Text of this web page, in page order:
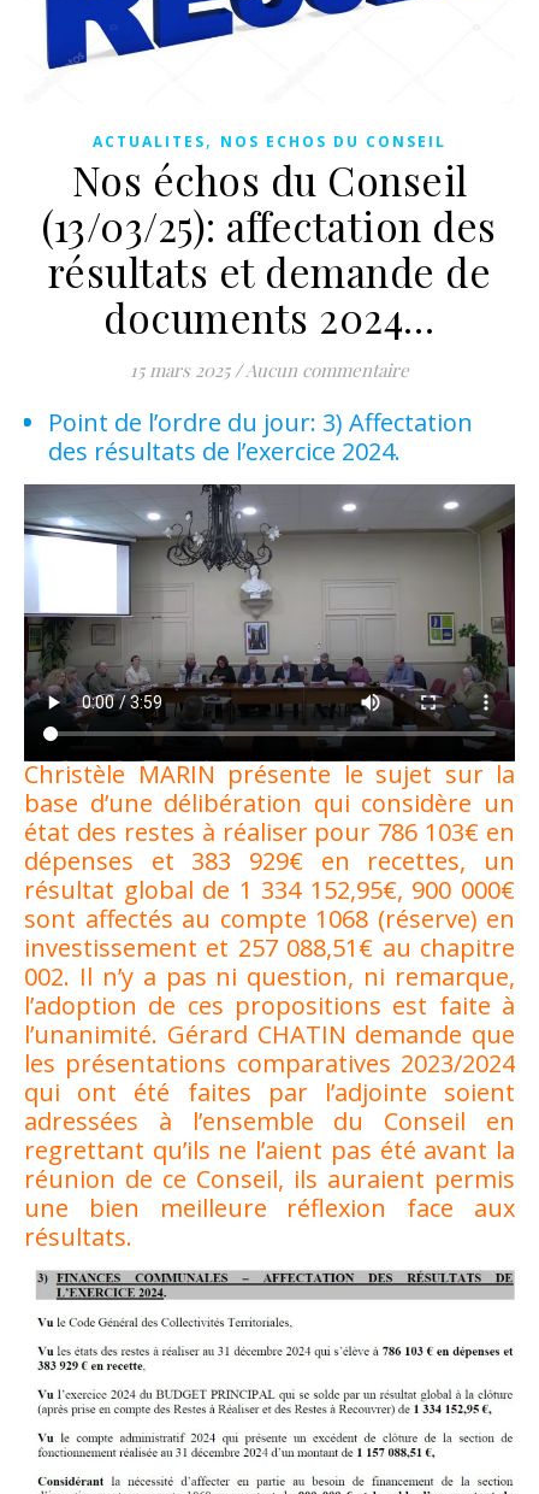
ACTUALITES, NOS ECHOS DU CONSEIL
Nos échos du Conseil
(13/03/25): affectation des
résultats et demande de
documents 2024…
15 mars 2025 / Aucun commentaire
Point de l’ordre du jour: 3) Affectation
des résultats de l’exercice 2024.
Christèle MARIN présente le sujet sur la
base d’une délibération qui considère un
état des restes à réaliser pour 786 103€ en
dépenses et 383 929€ en recettes, un
résultat global de 1 334 152,95€, 900 000€
sont affectés au compte 1068 (réserve) en
investissement et 257 088,51€ au chapitre
002. Il n’y a pas ni question, ni remarque,
l’adoption de ces propositions est faite à
l’unanimité. Gérard CHATIN demande que
les présentations comparatives 2023/2024
qui ont été faites par l’adjointe soient
adressées à l’ensemble du Conseil en
regrettant qu’ils ne l’aient pas été avant la
réunion de ce Conseil, ils auraient permis
une bien meilleure réflexion face aux
résultats.